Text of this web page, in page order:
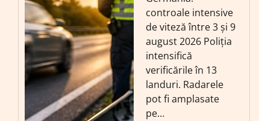
controale intensive
de viteză între 3 și 9
august 2026 Poliția
intensifică
verificările în 13
landuri. Radarele
pot fi amplasate
pe…